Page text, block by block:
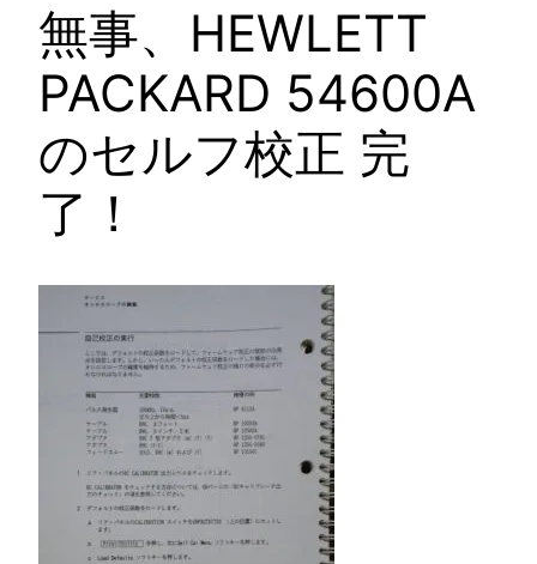
無事、HEWLETT
PACKARD 54600A
のセルフ校正 完
了！